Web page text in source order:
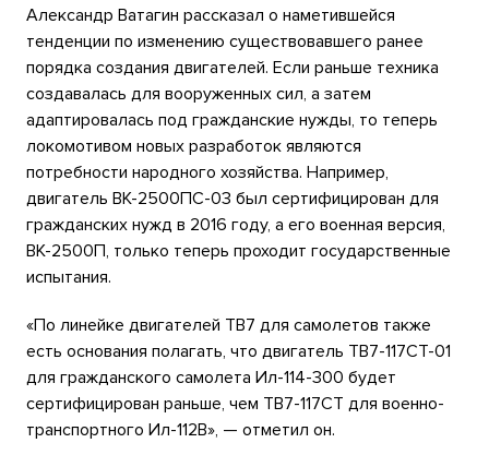
Александр Ватагин рассказал о наметившейся
тенденции по изменению существовавшего ранее
порядка создания двигателей. Если раньше техника
создавалась для вооруженных сил, а затем
адаптировалась под гражданские нужды, то теперь
локомотивом новых разработок являются
потребности народного хозяйства. Например,
двигатель ВК-2500ПС-03 был сертифицирован для
гражданских нужд в 2016 году, а его военная версия,
ВК-2500П, только теперь проходит государственные
испытания.
«По линейке двигателей ТВ7 для самолетов также
есть основания полагать, что двигатель ТВ7-117СТ-01
для гражданского самолета Ил-114-300 будет
сертифицирован раньше, чем ТВ7-117СТ для военно-
транспортного Ил-112В», — отметил он.